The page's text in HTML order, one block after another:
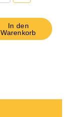
In den
Warenkorb